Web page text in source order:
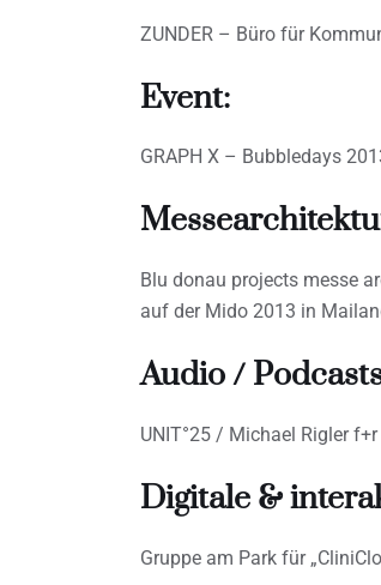
ZUNDER – Büro für
Event:
GRAPH X – Bubbledays
Blu donau projects messe
auf der Mido 2013 in
Audio /
UNIT°25 / Michael Rigler
Digitale &
Gruppe am Park für